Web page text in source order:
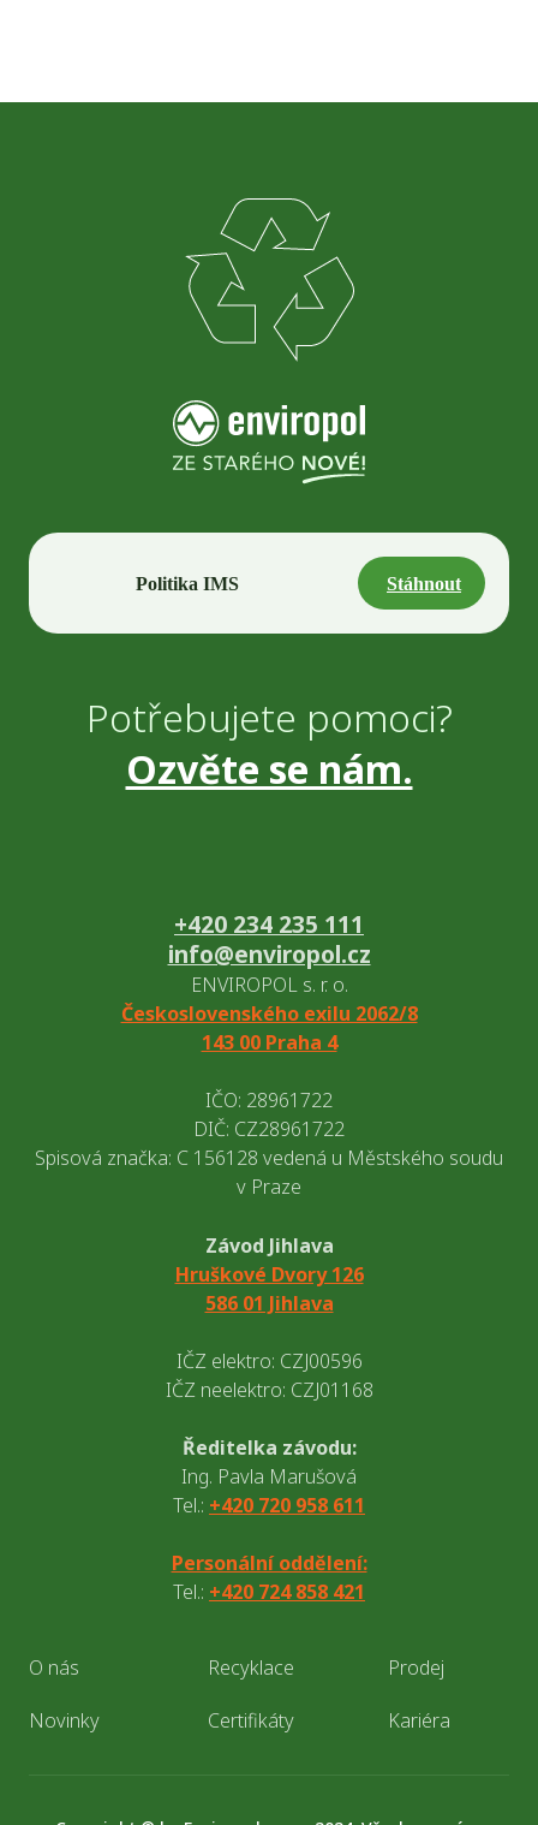
Politika IMS Stáhnout
Potřebujete pomoci?
Ozvěte se nám.
info@enviropol.cz
+420 234 235 111
ENVIROPOL s. r. o.
Československého exilu 2062/8
143 00 Praha 4
IČO: 28961722
DIČ: CZ28961722
Spisová značka: C 156128 vedená u Městského soudu
v Praze
Závod Jihlava
Hruškové Dvory 126
586 01 Jihlava
IČZ elektro: CZJ00596
IČZ neelektro: CZJ01168
Ředitelka závodu:
Ing. Pavla Marušová
Tel.: +420 720 958 611
Personální oddělení:
Tel.: +420 724 858 421
O nás Recyklace
Prodej
Novinky
Certifikáty Kariéra